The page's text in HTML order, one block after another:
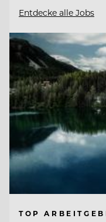
Entdecke alle Jobs
TOP